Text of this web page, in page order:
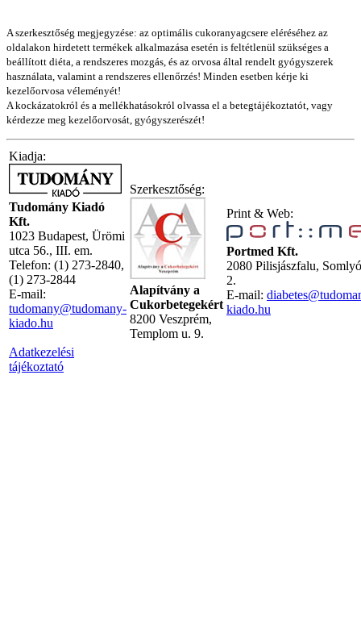
A szerkesztőség megjegyzése: az optimális cukoranyagcsere eléréséhez az
oldalakon hirdetett termékek alkalmazása esetén is feltétlenül szükséges a
beállított diéta, a rendszeres mozgás, és az orvosa által rendelt gyógyszerek
használata, valamint a rendszeres ellenőrzés! Minden esetben kérje ki
kezelőorvosa véleményét!
A kockázatokról és a mellékhatásokról olvassa el a betegtájékoztatót, vagy
kérdezze meg kezelőorvosát, gyógyszerészét!
Kiadja:
Tudomány Kiadó
Kft.
1023 Budapest, Ürömi
utca 56., III. em.
Telefon: (1) 273-2840,
(1) 273-2844
E-mail:
tudomany@tudomany-
kiado.hu
Adatkezelési
tájékoztató
Szerkesztőség:
Alapítvány a
Cukorbetegekért
8200 Veszprém,
Templom u. 9.
Print & Web:
Portmed Kft.
2080 Pilisjászfalu,
2.
E-mail:
kiado.hu